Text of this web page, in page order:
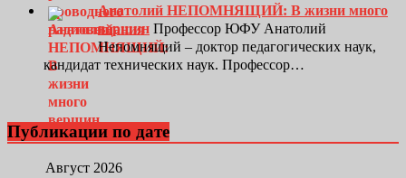
Анатолий НЕПОМНЯЩИЙ: В жизни много
вершин Профессор ЮФУ Анатолий
Непомнящий – доктор педагогических наук,
кандидат технических наук. Профессор…
Публикации по дате
Август 2026